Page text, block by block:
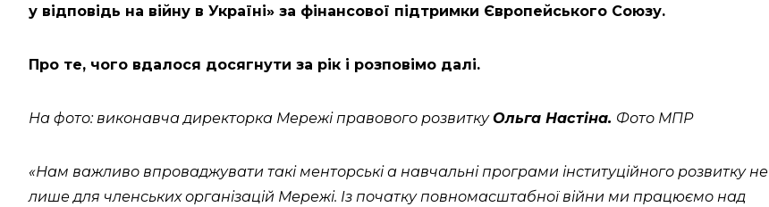
у відповідь на війну в Україні» за фінансової підтримки Європейського Союзу.
Про те, чого вдалося досягнути за рік і розповімо далі.
На фото: виконавча директорка Мережі правового розвиткуОльга Настіна. Фото МПР
«Нам важливо впроваджувати такі менторські а навчальні програми інституційного розвитку не
лише для членських організацій Мережі. Із початку повномасштабної війни ми працюємо над